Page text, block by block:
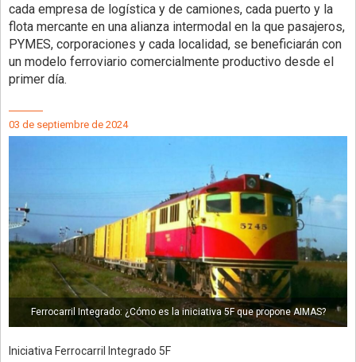
cada empresa de logística y de camiones, cada puerto y la
flota mercante en una alianza intermodal en la que pasajeros,
PYMES, corporaciones y cada localidad, se beneficiarán con
un modelo ferroviario comercialmente productivo desde el
primer día.
03 de septiembre de 2024
Ferrocarril Integrado: ¿Cómo es la iniciativa 5F que propone AIMAS?
Iniciativa Ferrocarril Integrado 5F